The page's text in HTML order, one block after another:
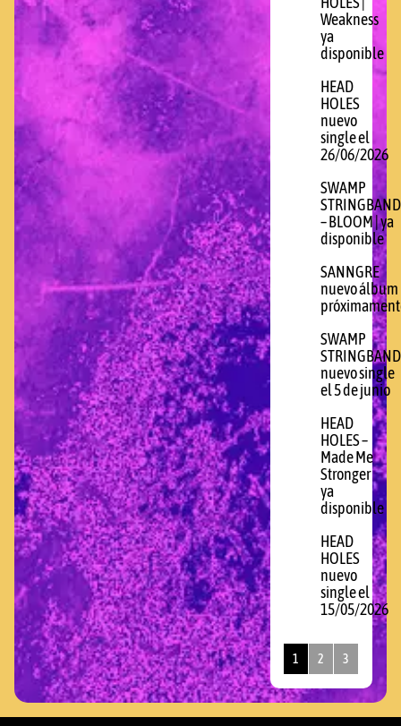
Weakness
ya
disponible
HEAD
HOLES
nuevo
single el
26/06/2026
SWAMP
STRINGBAND
– BLOOM | ya
disponible
SANNGRE
nuevo álbum
SWAMP
STRINGBAND
nuevo single
el 5 de junio
HEAD
HOLES –
Made Me
Stronger
ya
disponible
HEAD
HOLES
nuevo
single el
15/05/2026
1 2 3